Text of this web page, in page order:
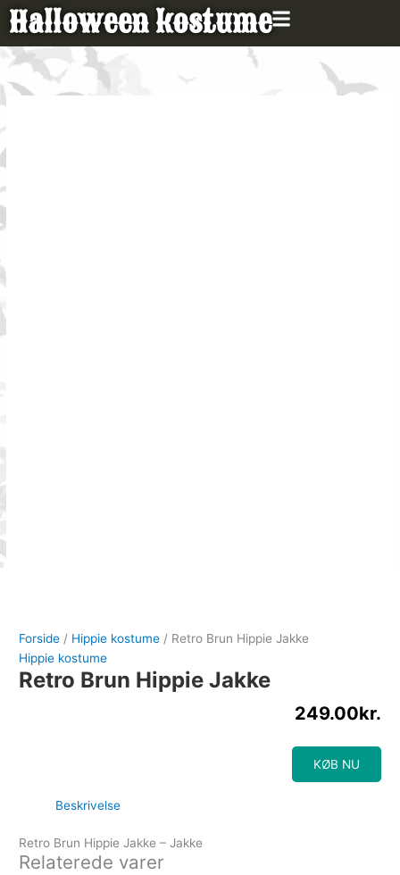
Gå
indholdet
Halloween kostume
Forside / Hippie kostume / Retro Brun Hippie Jakke
Hippie kostume
Retro Brun Hippie Jakke
249.00kr.
KØB NU
Beskrivelse
Retro Brun Hippie Jakke – Jakke
Relaterede varer